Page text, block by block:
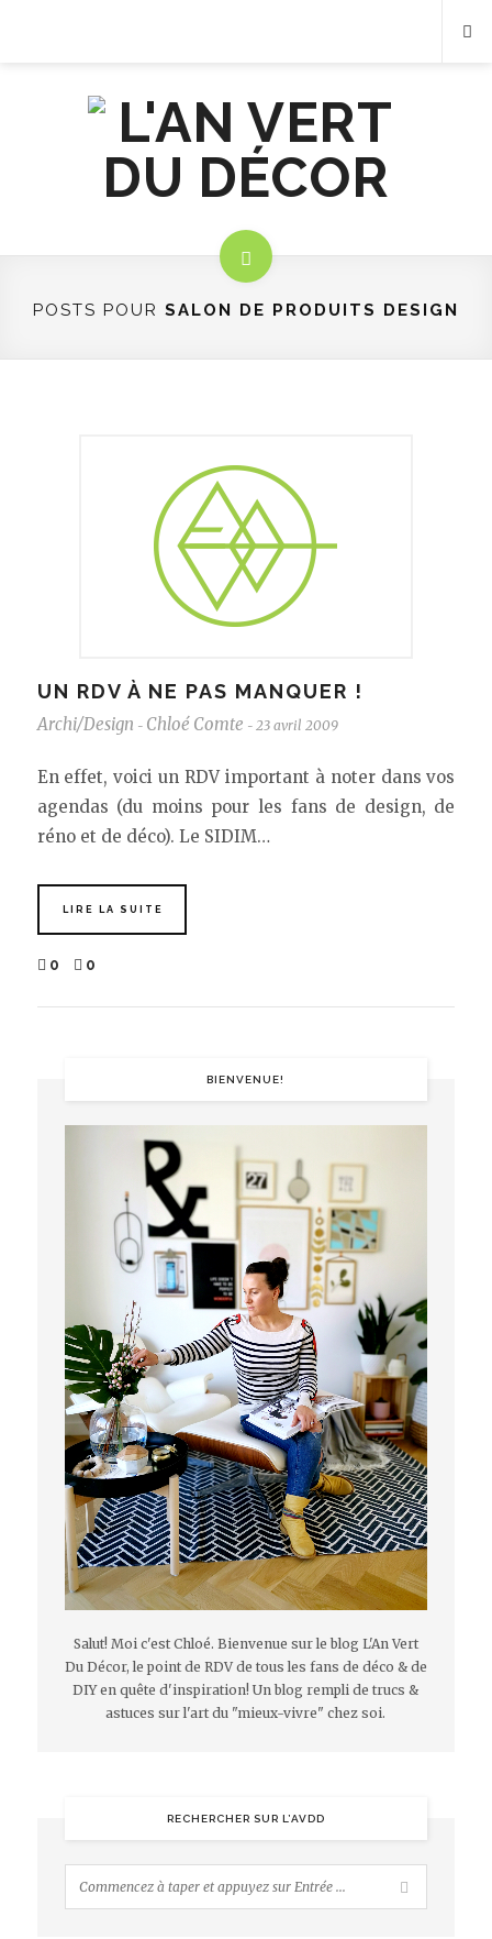
POSTS POUR SALON DE PRODUITS DESIGN
UN RDV À NE PAS MANQUER !
Archi/Design - Chloé Comte - 23 avril 2009
En effet, voici un RDV important à noter dans vos
agendas (du moins pour les fans de design, de
réno et de déco). Le SIDIM…
LIRE LA SUITE
0 0
BIENVENUE!
Salut! Moi c'est Chloé. Bienvenue sur le blog L'An Vert
Du Décor, le point de RDV de tous les fans de déco & de
DIY en quête d'inspiration! Un blog rempli de trucs &
astuces sur l'art du "mieux-vivre" chez soi.
RECHERCHER SUR L’AVDD